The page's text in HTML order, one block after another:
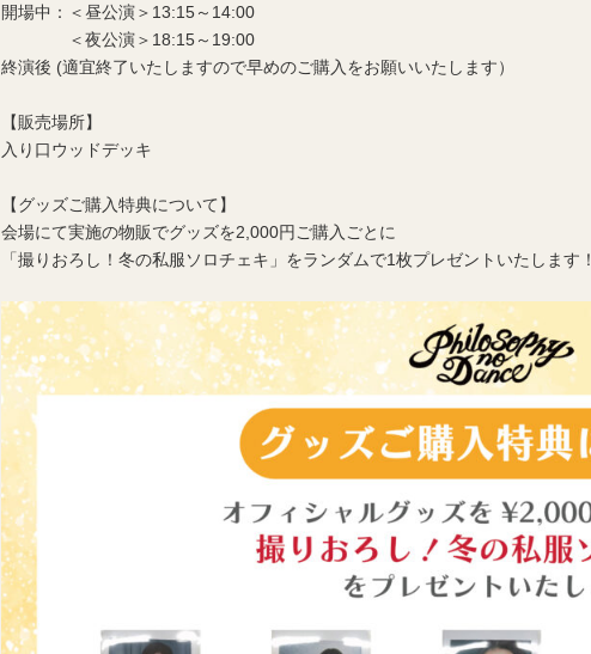
開場中：＜昼公演＞13:15～14:00
＜夜公演＞18:15～19:00
終演後 (適宜終了いたしますので早めのご購入をお願いいたします）
【販売場所】
入り口ウッドデッキ
【グッズご購入特典について】
会場にて実施の物販でグッズを2,000円ご購入ごとに
「撮りおろし！冬の私服ソロチェキ」をランダムで1枚プレゼントいたします！